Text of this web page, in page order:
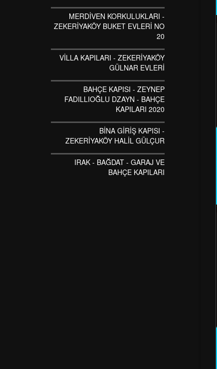
MERDİVEN KORKULUKLARI -
ZEKERİYAKÖY BUKET EVLERİ NO
20
VİLLA KAPILARI - ZEKERİYAKÖY
GÜLNAR EVLERİ
BAHÇE KAPISI - ZEYNEP
FADILLIOĞLU DZAYN - BAHÇE
KAPILARI 2020
BİNA GİRİŞ KAPISI -
ZEKERİYAKÖY HALİL GÜLÇUR
IRAK - BAĞDAT - GARAJ VE
BAHÇE KAPILARI